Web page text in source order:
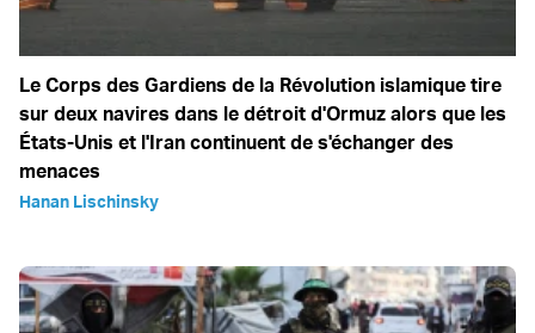
Le Corps des Gardiens de la Révolution islamique tire
sur deux navires dans le détroit d'Ormuz alors que les
États-Unis et l'Iran continuent de s'échanger des
menaces
Hanan Lischinsky